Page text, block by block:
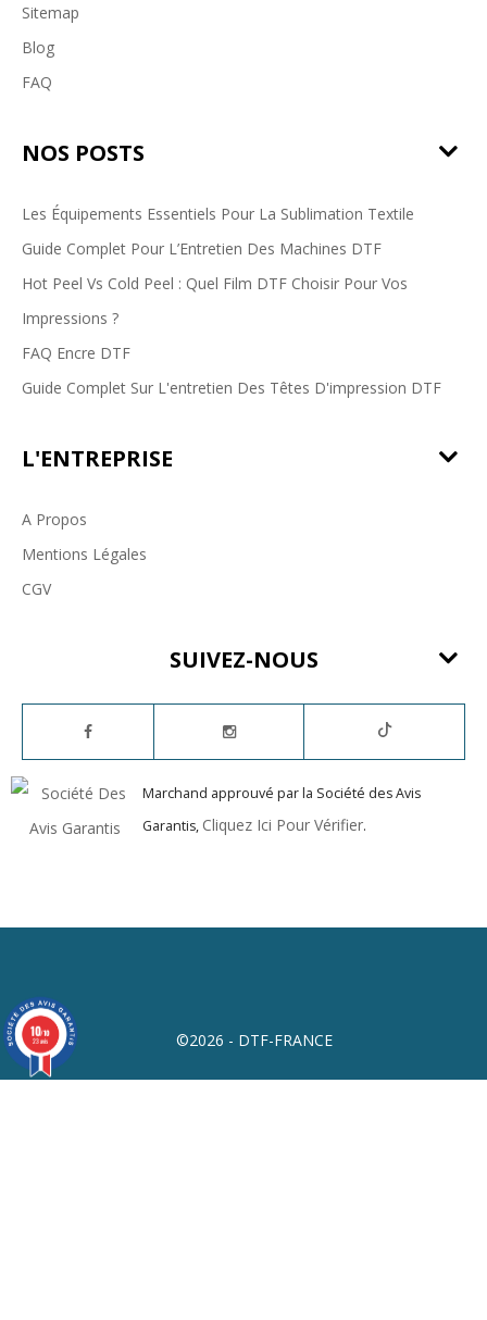
Sitemap
Blog
FAQ
NOS POSTS
Les Équipements Essentiels Pour La Sublimation Textile
Guide Complet Pour L’Entretien Des Machines DTF
Hot Peel Vs Cold Peel : Quel Film DTF Choisir Pour Vos
Impressions ?
FAQ Encre DTF
Guide Complet Sur L'entretien Des Têtes D'impression DTF
L'ENTREPRISE
A Propos
Mentions Légales
CGV
SUIVEZ-NOUS
Marchand approuvé par la Société des Avis
Garantis, Cliquez Ici Pour Vérifier.
©2026 - DTF-FRANCE
10/10
23 avis